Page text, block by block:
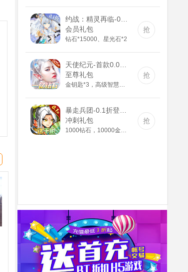
会员礼包
钻石*15000、星光石*2
抢
至尊礼包
抢
冲刺礼包
抢